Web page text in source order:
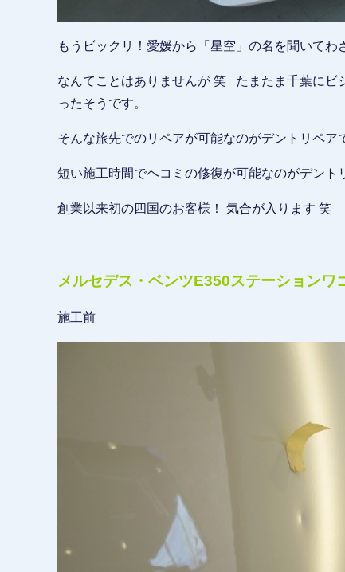
もうビックリ！愛媛から「星空」の名を聞いてわ
なんてことはありませんが 笑 たまたま千葉にビ
ったそうです。
そんな旅先でのリペアが可能なのがデントリペア
短い施工時間でヘコミの修復が可能なのがデント
創業以来初の四国のお客様！ 気合が入ります 笑
メルセデス・ベンツE350ステーションワ
施工前